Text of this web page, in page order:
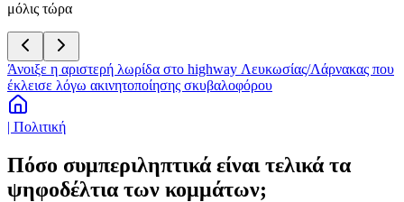
μόλις τώρα
Άνοιξε η αριστερή λωρίδα στο highway Λευκωσίας/Λάρνακας που
έκλεισε λόγω ακινητοποίησης σκυβαλοφόρου
| Πολιτική
Πόσο συμπεριληπτικά είναι τελικά τα
ψηφοδέλτια των κομμάτων;